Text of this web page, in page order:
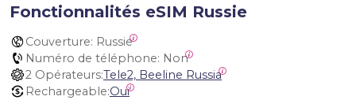
Fonctionnalités eSIM Russie
Couverture: Russie
Numéro de téléphone: Non
2 Opérateurs:Tele2, Beeline Russia
Rechargeable:Oui